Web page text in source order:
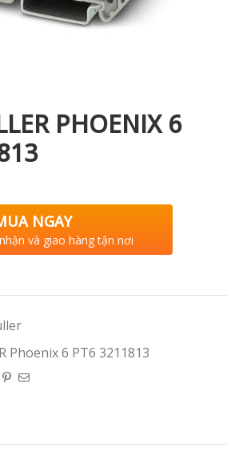
PHOENIX 6
NGAY
và giao hàng tận nơi
Phoenix 6 PT6 3211813